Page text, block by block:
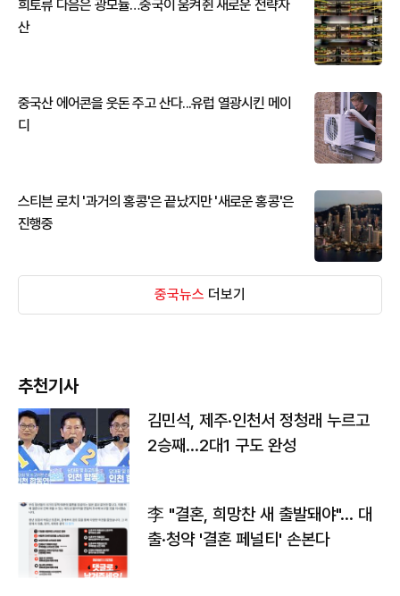
희토류 다음은 광모듈…중국이 움켜쥔 새로운 전략자
산
중국산 에어콘을 웃돈 주고 산다...유럽 열광시킨 메이
디
스티븐 로치 '과거의 홍콩'은 끝났지만 '새로운 홍콩'은
진행중
중국뉴스 더보기
추천기사
김민석, 제주·인천서 정청래 누르고
2승째…2대1 구도 완성
李 "결혼, 희망찬 새 출발돼야"… 대
출·청약 '결혼 페널티' 손본다